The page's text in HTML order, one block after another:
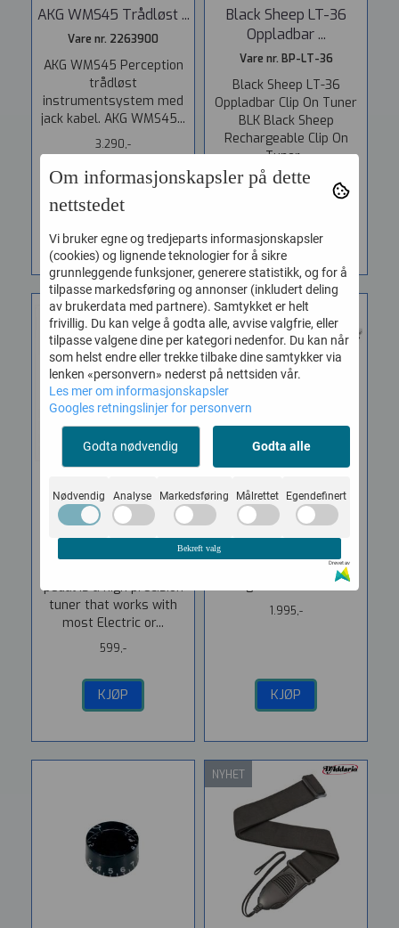
AKG WMS45 Trådløst ...
Vare nr. 2263900
AKG WMS45 Perception
trådløst
instrumentsystem med
jack kabel. AKG WMS45...
3.290,-
Black Sheep LT-36
Oppladbar ...
Vare nr. BP-LT-36
Black Sheep LT-36
Oppladbar Clip On Tuner
BLK Black Sheep
Rechargeable Clip On
Tuner...
299,-
Black Sheep Pedal
Tuner
pedal is a high precision
tuner that works with
most Electric or...
599,-
KJØP
Blackstar Airwire i58 ...
Vare nr. 2300058
i58 Trådløst system
Digitalt trådløst...
1.995,-
KJØP
NYHET
Om informasjonskapsler på dette
nettstedet
Vi bruker egne og tredjeparts informasjonskapsler
(cookies) og lignende teknologier for å sikre
grunnleggende funksjoner, generere statistikk, og for å
tilpasse markedsføring og annonser (inkludert deling
av brukerdata med partnere). Samtykket er helt
frivillig. Du kan velge å godta alle, avvise valgfrie, eller
tilpasse valgene dine per kategori nedenfor. Du kan når
som helst endre eller trekke tilbake dine samtykker via
lenken «personvern» nederst på nettsiden vår.
Les mer om informasjonskapsler
Googles retningslinjer for personvern
Godta nødvendig Godta alle
Nødvendig Analyse Markedsføring Målrettet Egendefinert
Bekreft valg
Drevet av